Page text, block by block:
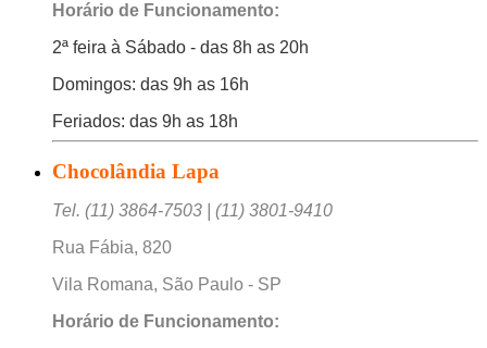
Horário de Funcionamento:
2ª feira à Sábado - das 8h as 20h
Domingos: das 9h as 16h
Feriados: das 9h as 18h
Chocolândia Lapa
Tel. (11) 3864-7503 | (11) 3801-9410
Rua Fábia, 820
Vila Romana, São Paulo - SP
Horário de Funcionamento: